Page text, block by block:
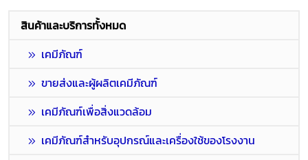
สินค้าและบริการทั้งหมด
เคมีภัณฑ์
ขายส่งและผู้ผลิตเคมีภัณฑ์
เคมีภัณฑ์เพื่อสิ่งแวดล้อม
เคมีภัณฑ์สำหรับอุปกรณ์และเครื่องใช้ของโรงงาน